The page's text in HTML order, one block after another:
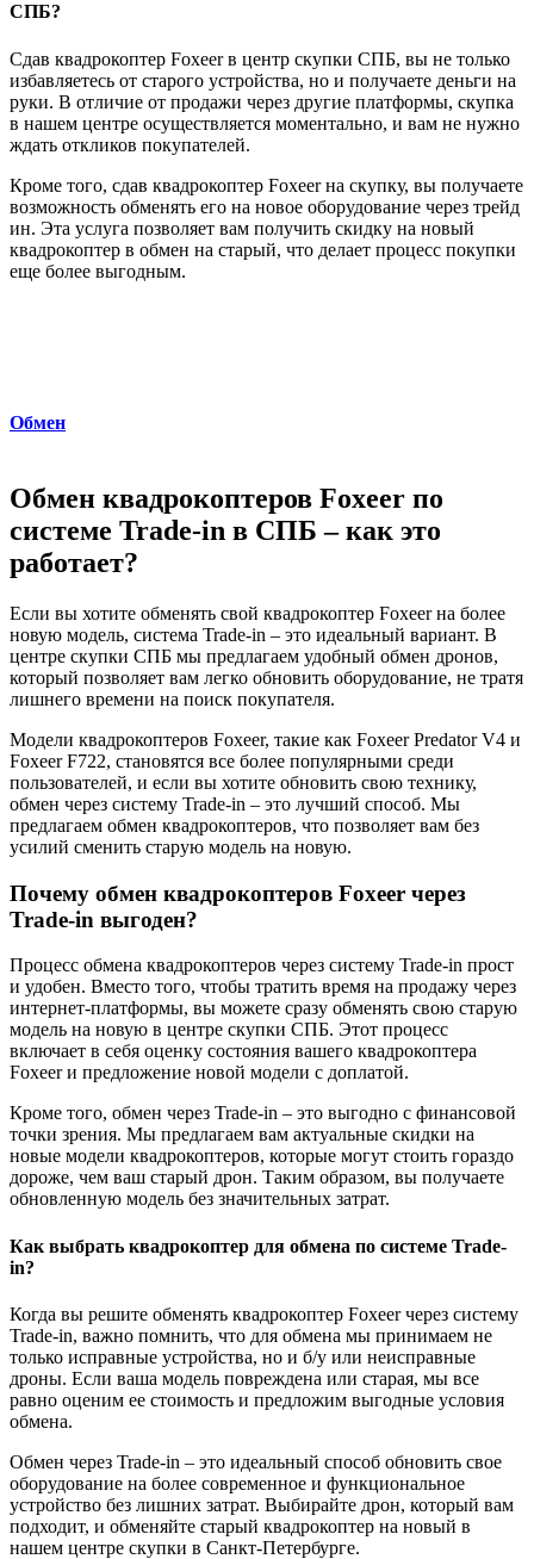
СПБ?
Сдав квадрокоптер Foxeer в центр скупки СПБ, вы не только
избавляетесь от старого устройства, но и получаете деньги на
руки. В отличие от продажи через другие платформы, скупка
в нашем центре осуществляется моментально, и вам не нужно
ждать откликов покупателей.
Кроме того, сдав квадрокоптер Foxeer на скупку, вы получаете
возможность обменять его на новое оборудование через трейд
ин. Эта услуга позволяет вам получить скидку на новый
квадрокоптер в обмен на старый, что делает процесс покупки
еще более выгодным.
Обмен
Обмен квадрокоптеров Foxeer по
системе Trade-in в СПБ – как это
работает?
Если вы хотите обменять свой квадрокоптер Foxeer на более
новую модель, система Trade-in – это идеальный вариант. В
центре скупки СПБ мы предлагаем удобный обмен дронов,
который позволяет вам легко обновить оборудование, не тратя
лишнего времени на поиск покупателя.
Модели квадрокоптеров Foxeer, такие как Foxeer Predator V4 и
Foxeer F722, становятся все более популярными среди
пользователей, и если вы хотите обновить свою технику,
обмен через систему Trade-in – это лучший способ. Мы
предлагаем обмен квадрокоптеров, что позволяет вам без
усилий сменить старую модель на новую.
Почему обмен квадрокоптеров Foxeer через
Trade-in выгоден?
Процесс обмена квадрокоптеров через систему Trade-in прост
и удобен. Вместо того, чтобы тратить время на продажу через
интернет-платформы, вы можете сразу обменять свою старую
модель на новую в центре скупки СПБ. Этот процесс
включает в себя оценку состояния вашего квадрокоптера
Foxeer и предложение новой модели с доплатой.
Кроме того, обмен через Trade-in – это выгодно с финансовой
точки зрения. Мы предлагаем вам актуальные скидки на
новые модели квадрокоптеров, которые могут стоить гораздо
дороже, чем ваш старый дрон. Таким образом, вы получаете
обновленную модель без значительных затрат.
Как выбрать квадрокоптер для обмена по системе Trade-
in?
Когда вы решите обменять квадрокоптер Foxeer через систему
Trade-in, важно помнить, что для обмена мы принимаем не
только исправные устройства, но и б/у или неисправные
дроны. Если ваша модель повреждена или старая, мы все
равно оценим ее стоимость и предложим выгодные условия
обмена.
Обмен через Trade-in – это идеальный способ обновить свое
оборудование на более современное и функциональное
устройство без лишних затрат. Выбирайте дрон, который вам
подходит, и обменяйте старый квадрокоптер на новый в
нашем центре скупки в Санкт-Петербурге.